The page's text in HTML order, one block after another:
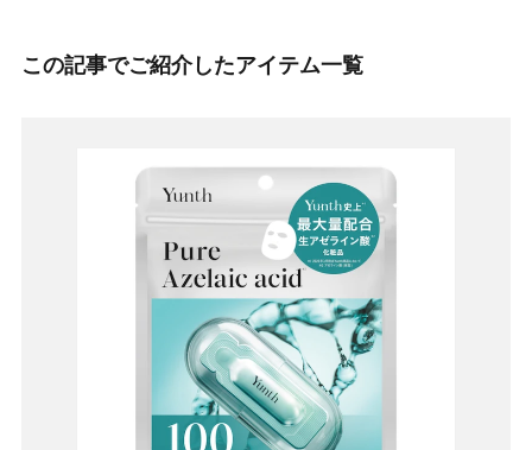
この記事でご紹介したアイテム一覧